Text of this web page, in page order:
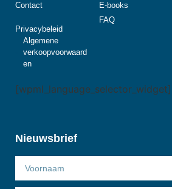
Contact
Privacybeleid
Algemene
verkoopvoorwaard
en
[wpml_language_selector_widget]
E-books
FAQ
Nieuwsbrief